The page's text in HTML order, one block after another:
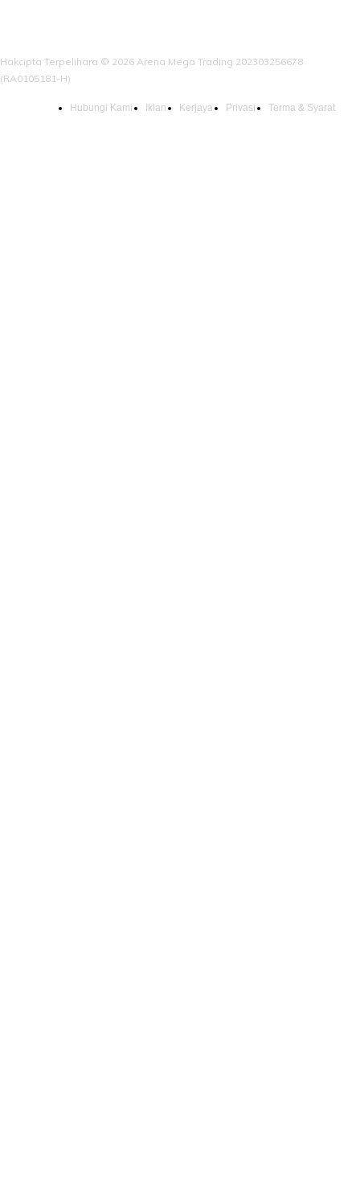
Hakcipta Terpelihara © 2026 Arena Mega Trading 202303256678
(RA0105181-H)
Hubungi Kami Iklan Kerjaya Privasi Terma & Syarat